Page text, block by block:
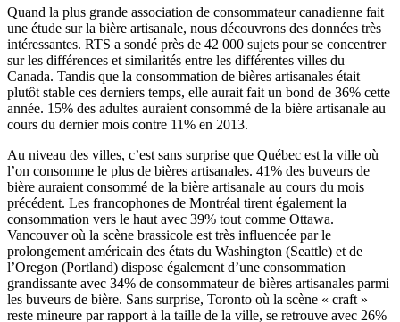
Quand la plus grande association de consommateur canadienne fait
une étude sur la bière artisanale, nous découvrons des données très
intéressantes. RTS a sondé près de 42 000 sujets pour se concentrer
sur les différences et similarités entre les différentes villes du
Canada. Tandis que la consommation de bières artisanales était
plutôt stable ces derniers temps, elle aurait fait un bond de 36% cette
année. 15% des adultes auraient consommé de la bière artisanale au
cours du dernier mois contre 11% en 2013.
Au niveau des villes, c’est sans surprise que Québec est la ville où
l’on consomme le plus de bières artisanales. 41% des buveurs de
bière auraient consommé de la bière artisanale au cours du mois
précédent. Les francophones de Montréal tirent également la
consommation vers le haut avec 39% tout comme Ottawa.
Vancouver où la scène brassicole est très influencée par le
prolongement américain des états du Washington (Seattle) et de
l’Oregon (Portland) dispose également d’une consommation
grandissante avec 34% de consommateur de bières artisanales parmi
les buveurs de bière. Sans surprise, Toronto où la scène « craft »
reste mineure par rapport à la taille de la ville, se retrouve avec 26%